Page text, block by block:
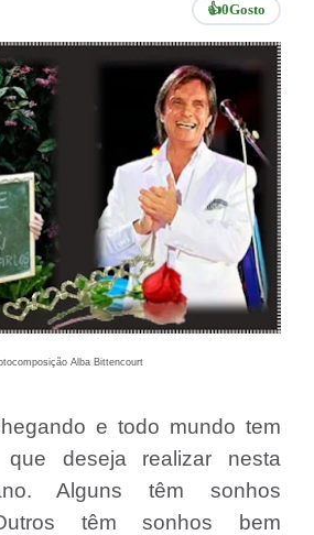
👍0Gosto
Alba Bittencourt
e todo mundo tem
que deseja realizar nesta
Alguns têm sonhos
têm sonhos bem